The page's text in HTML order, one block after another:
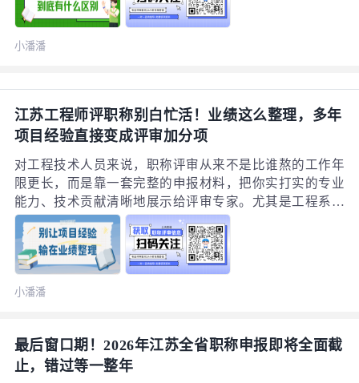
料，最后做了一堆无用功。要注意的是，这两种方式拿到
的证书效力是完全等同的，都可以直接用于岗位加薪、企
业资质维护、积分落户、项目投标、内部岗位晋升，但两
次性讲透，帮你选对最适合自己的拿证路径。
小潘潘
江苏工程师评职称别白忙活！业绩这么整理，多年
项目经验直接变成评审加分项
对工程技术人员来说，职称评审从来不是比谁熬的工作年
限更长，而是靠一套完整的申报材料，把你实打实的专业
能力、技术贡献清晰地展示给评审专家。尤其是工程系列
的职称评审里，业绩成果材料就是最能体现你专业水平的
核心依据。不少申报人明明攒了好几年的一线项目经验，
最后却卡在业绩材料上：要么不知道哪些项目值得提交，
要么不会把自己的实际工作价值讲清楚，白白浪费了多年
积累的优势。今天就把江苏工程师职称申报的业绩准备全
小潘潘
最后窗口期！2026年江苏全省职称申报即将全面截
止，错过等一整年